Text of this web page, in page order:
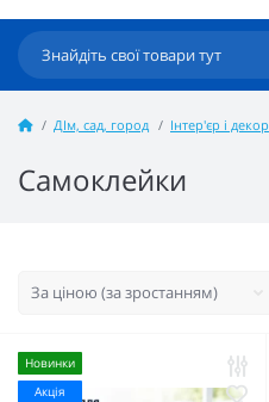
ДІм, сад, город Інтер'єр і декор
Самоклейки
Новинки
Акція